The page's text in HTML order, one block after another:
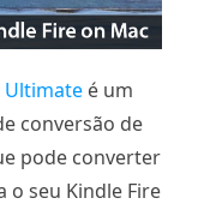
Ultimate é um
conversão de
pode converter
o seu Kindle Fire